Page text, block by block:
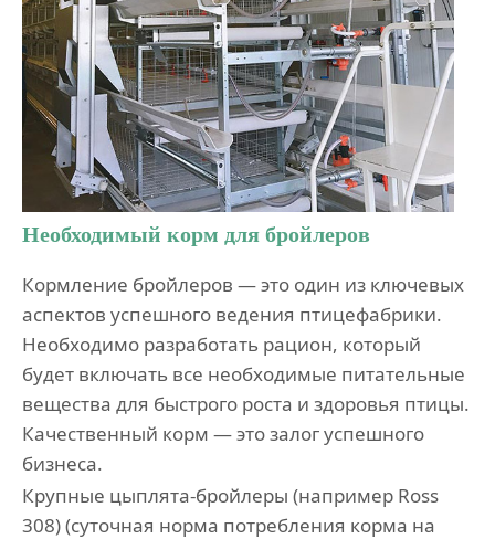
Необходимый корм для бройлеров
Кормление бройлеров — это один из ключевых
аспектов успешного ведения птицефабрики.
Необходимо разработать рацион, который
будет включать все необходимые питательные
вещества для быстрого роста и здоровья птицы.
Качественный корм — это залог успешного
бизнеса.
Крупные цыплята-бройлеры (например Ross
308) (суточная норма потребления корма на